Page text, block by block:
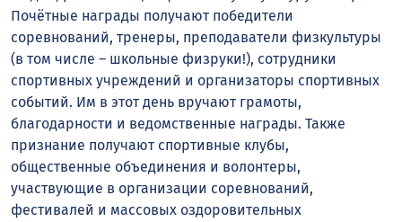
Почётные награды получают победители
соревнований, тренеры, преподаватели физкультуры
(в том числе – школьные физруки!), сотрудники
спортивных учреждений и организаторы спортивных
событий. Им в этот день вручают грамоты,
благодарности и ведомственные награды. Также
признание получают спортивные клубы,
общественные объединения и волонтеры,
участвующие в организации соревнований,
фестивалей и массовых оздоровительных